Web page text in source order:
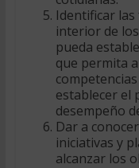
Identificar
interior de
pueda
que permita
establecer el
desempeño
Dar a
iniciativas y
alcanzar los